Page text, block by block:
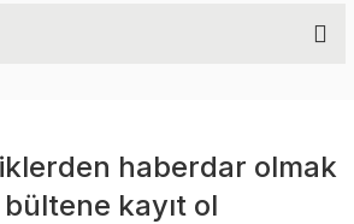
haberdar olmak
kayıt ol